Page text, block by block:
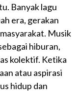
Banyak lagu
era, gerakan
Musik
hiburan,
kolektif. Ketika
atau aspirasi
hidup dan